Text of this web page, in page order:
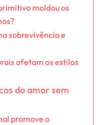
moldou os
sobrevivência e
afetam os estilos
do amor sem
promove o